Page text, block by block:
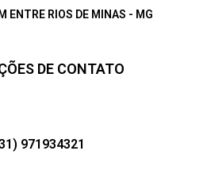
ENTRE RIOS DE MINAS - MG
DE CONTATO
971934321